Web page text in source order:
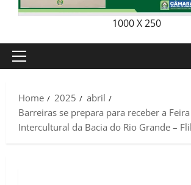
1000 X 250
Primary
Home
2025
abril
Barreiras se prepara para receber a
Intercultural da Bacia do Rio Grande –